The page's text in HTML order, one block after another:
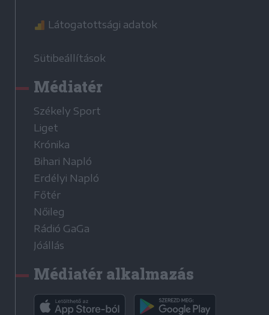
Látogatottsági adatok
Sütibeállítások
Médiatér
Székely Sport
Liget
Krónika
Bihari Napló
Erdélyi Napló
Főtér
Nőileg
Rádió GaGa
Jóállás
Médiatér alkalmazás